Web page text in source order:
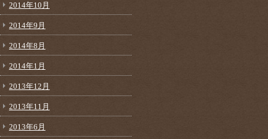
2014年10月
2014年9月
2014年8月
2014年1月
2013年12月
2013年11月
2013年6月